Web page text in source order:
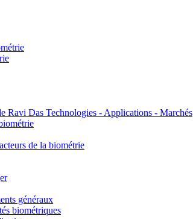
Ravi Das Technologies - Applications - Marchés
de la biométrie
généraux
biométriques